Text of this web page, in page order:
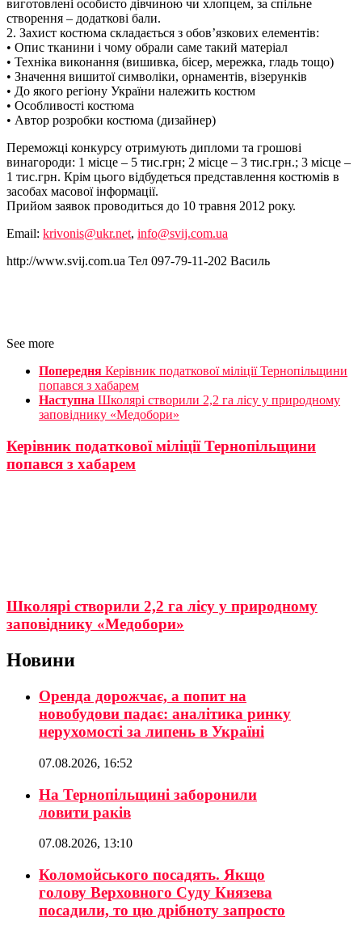
виготовлені особисто дівчиною чи хлопцем, за спільне
створення – додаткові бали.
2. Захист костюма складається з обов’язкових елементів:
• Опис тканини і чому обрали саме такий матеріал
• Техніка виконання (вишивка, бісер, мережка, гладь тощо)
• Значення вишитої символіки, орнаментів, візерунків
• До якого регіону України належить костюм
• Особливості костюма
• Автор розробки костюма (дизайнер)
Переможці конкурсу отримують дипломи та грошові
винагороди: 1 місце – 5 тис.грн; 2 місце – 3 тис.грн.; 3 місце –
1 тис.грн. Крім цього відбудеться представлення костюмів в
засобах масової інформації.
Прийом заявок проводиться до 10 травня 2012 року.
Email: krivonis@ukr.net, info@svij.com.ua
http://www.svij.com.ua Тел 097-79-11-202 Василь
See more
Попередня Керівник податкової міліції Тернопільщини
попався з хабарем
Наступна Школярі створили 2,2 га лісу у природному
заповіднику «Медобори»
Керівник податкової міліції Тернопільщини
попався з хабарем
Школярі створили 2,2 га лісу у природному
заповіднику «Медобори»
Новини
Оренда дорожчає, а попит на
новобудови падає: аналітика ринку
нерухомості за липень в Україні
07.08.2026, 16:52
На Тернопільщині заборонили
ловити раків
07.08.2026, 13:10
Коломойського посадять. Якщо
голову Верховного Суду Князева
посадили, то цю дрібноту запросто